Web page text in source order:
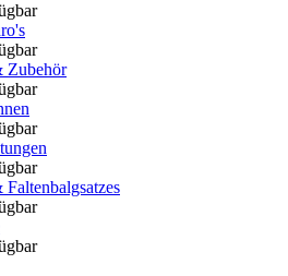
Zubehör
Faltenbalgsatzes